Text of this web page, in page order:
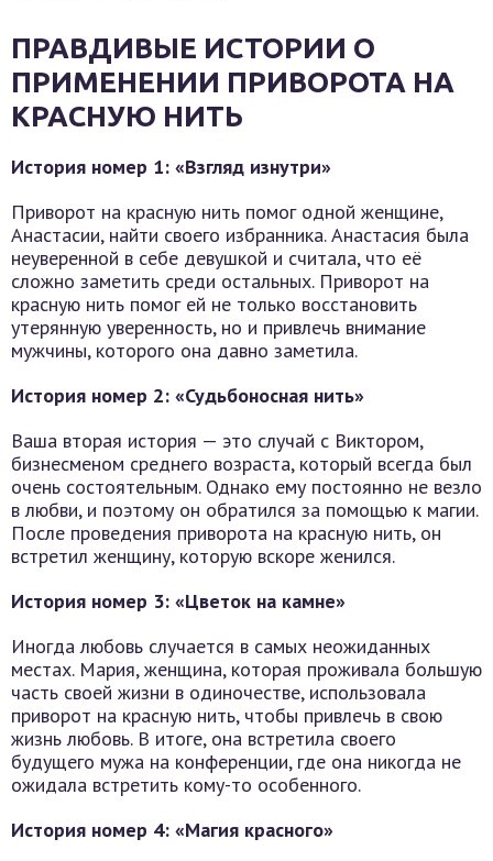
ПРАВДИВЫЕ ИСТОРИИ О
ПРИМЕНЕНИИ ПРИВОРОТА НА
КРАСНУЮ НИТЬ
История номер 1: «Взгляд изнутри»
Приворот на красную нить помог одной женщине,
Анастасии, найти своего избранника. Анастасия была
неуверенной в себе девушкой и считала, что её
сложно заметить среди остальных. Приворот на
красную нить помог ей не только восстановить
утерянную уверенность, но и привлечь внимание
мужчины, которого она давно заметила.
История номер 2: «Судьбоносная нить»
Ваша вторая история — это случай с Виктором,
бизнесменом среднего возраста, который всегда был
очень состоятельным. Однако ему постоянно не везло
в любви, и поэтому он обратился за помощью к магии.
После проведения приворота на красную нить, он
встретил женщину, которую вскоре женился.
История номер 3: «Цветок на камне»
Иногда любовь случается в самых неожиданных
местах. Мария, женщина, которая проживала большую
часть своей жизни в одиночестве, использовала
приворот на красную нить, чтобы привлечь в свою
жизнь любовь. В итоге, она встретила своего
будущего мужа на конференции, где она никогда не
ожидала встретить кому-то особенного.
История номер 4: «Магия красного»